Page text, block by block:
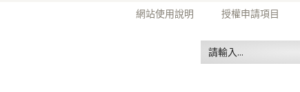
網站使用說明 授權申請項目